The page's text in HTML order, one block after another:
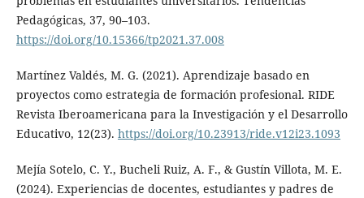
Pedagógicas, 37, 90–103.
https://doi.org/10.15366/tp2021.37.008
Martínez Valdés, M. G. (2021). Aprendizaje basado en
proyectos como estrategia de formación profesional. RIDE
Revista Iberoamericana para la Investigación y el Desarrollo
Educativo, 12(23). https://doi.org/10.23913/ride.v12i23.1093
Mejía Sotelo, C. Y., Bucheli Ruiz, A. F., & Gustín Villota, M. E.
(2024). Experiencias de docentes, estudiantes y padres de